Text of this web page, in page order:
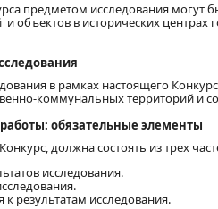
предметом исследования могут
объектов в исторических центрах
в рамках настоящего
коммунальных территорий и
обязательные элементы
должна состоять из трех
исследования.
результатам исследования.